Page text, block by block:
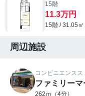
15階
11.3万円
15階 / 31.05
周辺施設
コンビニエンスス
ファミリー
262ｍ（4分）